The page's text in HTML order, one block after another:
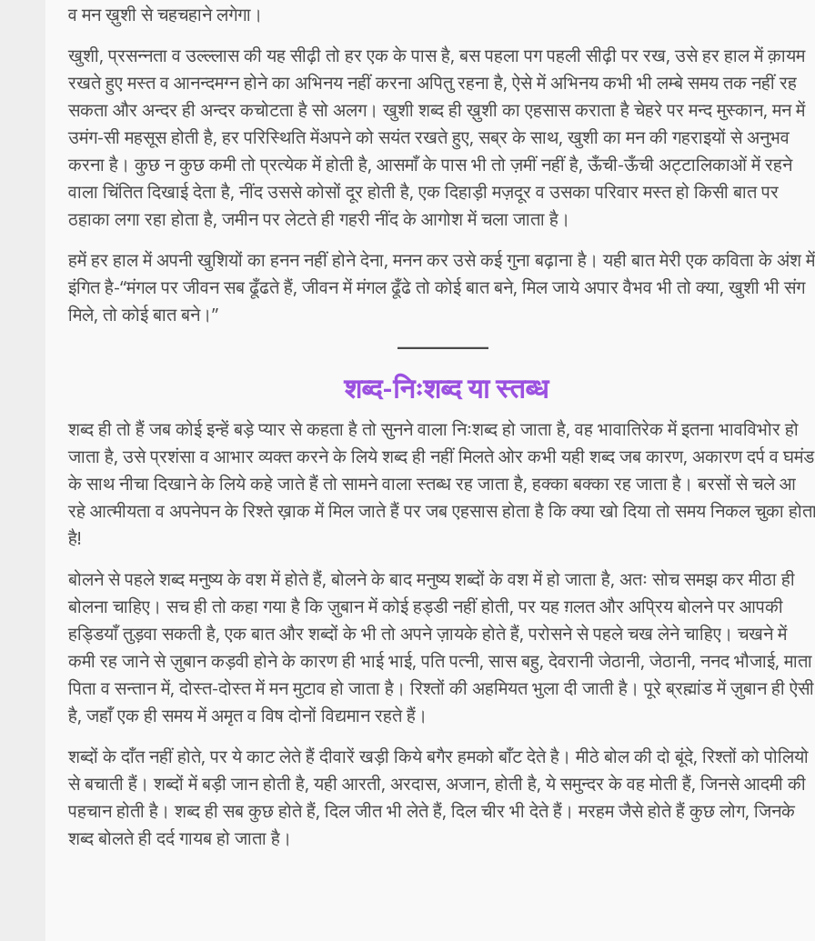
व मन ख़ुशी से चहचहाने लगेगा।
खुशी, प्रसन्नता व उल्ल्लास की यह सीढ़ी तो हर एक के पास है, बस पहला पग पहली सीढ़ी पर रख, उसे हर हाल में क़ायम
रखते हुए मस्त व आनन्दमग्न होने का अभिनय नहीं करना अपितु रहना है, ऐसे में अभिनय कभी भी लम्बे समय तक नहीं रह
सकता और अन्दर ही अन्दर कचोटता है सो अलग। खुशी शब्द ही ख़ुशी का एहसास कराता है चेहरे पर मन्द मुस्कान, मन में
उमंग-सी महसूस होती है, हर परिस्थिति मेंअपने को सयंत रखते हुए, सब्र के साथ, खुशी का मन की गहराइयों से अनुभव
करना है। कुछ न कुछ कमी तो प्रत्येक में होती है, आसमाँ के पास भी तो ज़मीं नहीं है, ऊँची-ऊँची अट्टालिकाओं में रहने
वाला चिंतित दिखाई देता है, नींद उससे कोसों दूर होती है, एक दिहाड़ी मज़दूर व उसका परिवार मस्त हो किसी बात पर
ठहाका लगा रहा होता है, जमीन पर लेटते ही गहरी नींद के आगोश में चला जाता है।
हमें हर हाल में अपनी खुशियों का हनन नहीं होने देना, मनन कर उसे कई गुना बढ़ाना है। यही बात मेरी एक कविता के अंश में
इंगित है-“मंगल पर जीवन सब ढूँढते हैं, जीवन में मंगल ढूँढे तो कोई बात बने, मिल जाये अपार वैभव भी तो क्या, खुशी भी संग
मिले, तो कोई बात बने।”
शब्द-निःशब्द या स्तब्ध
शब्द ही तो हैं जब कोई इन्हें बड़े प्यार से कहता है तो सुनने वाला निःशब्द हो जाता है, वह भावातिरेक में इतना भावविभोर हो
जाता है, उसे प्रशंसा व आभार व्यक्त करने के लिये शब्द ही नहीं मिलते ओर कभी यही शब्द जब कारण, अकारण दर्प व घमंड
के साथ नीचा दिखाने के लिये कहे जाते हैं तो सामने वाला स्तब्ध रह जाता है, हक्का बक्का रह जाता है। बरसों से चले आ
रहे आत्मीयता व अपनेपन के रिश्ते ख़ाक में मिल जाते हैं पर जब एहसास होता है कि क्या खो दिया तो समय निकल चुका
है!
बोलने से पहले शब्द मनुष्य के वश में होते हैं, बोलने के बाद मनुष्य शब्दों के वश में हो जाता है, अतः सोच समझ कर मीठा ही
बोलना चाहिए। सच ही तो कहा गया है कि ज़ुबान में कोई हड्डी नहीं होती, पर यह ग़लत और अप्रिय बोलने पर आपकी
हड्डियाँ तुड़वा सकती है, एक बात और शब्दों के भी तो अपने ज़ायके होते हैं, परोसने से पहले चख लेने चाहिए। चखने में
कमी रह जाने से ज़ुबान कड़वी होने के कारण ही भाई भाई, पति पत्नी, सास बहु, देवरानी जेठानी, जेठानी, ननद भौजाई, माता
पिता व सन्तान में, दोस्त-दोस्त में मन मुटाव हो जाता है। रिश्तों की अहमियत भुला दी जाती है। पूरे ब्रह्मांड में ज़ुबान ही ऐसी
है, जहाँ एक ही समय में अमृत व विष दोनों विद्यमान रहते हैं।
शब्दों के दाँत नहीं होते, पर ये काट लेते हैं दीवारें खड़ी किये बगैर हमको बाँट देते है। मीठे बोल की दो बूंदे, रिश्तों को पोलियो
से बचाती हैं। शब्दों में बड़ी जान होती है, यही आरती, अरदास, अजान, होती है, ये समुन्दर के वह मोती हैं, जिनसे आदमी की
पहचान होती है। शब्द ही सब कुछ होते हैं, दिल जीत भी लेते हैं, दिल चीर भी देते हैं। मरहम जैसे होते हैं कुछ लोग, जिनके
शब्द बोलते ही दर्द गायब हो जाता है।